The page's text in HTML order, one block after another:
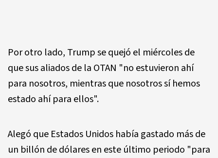
Por otro lado, Trump se quejó el miércoles de
que sus aliados de la OTAN "no estuvieron ahí
para nosotros, mientras que nosotros sí hemos
estado ahí para ellos".
Alegó que Estados Unidos había gastado más de
un billón de dólares en este último periodo "para